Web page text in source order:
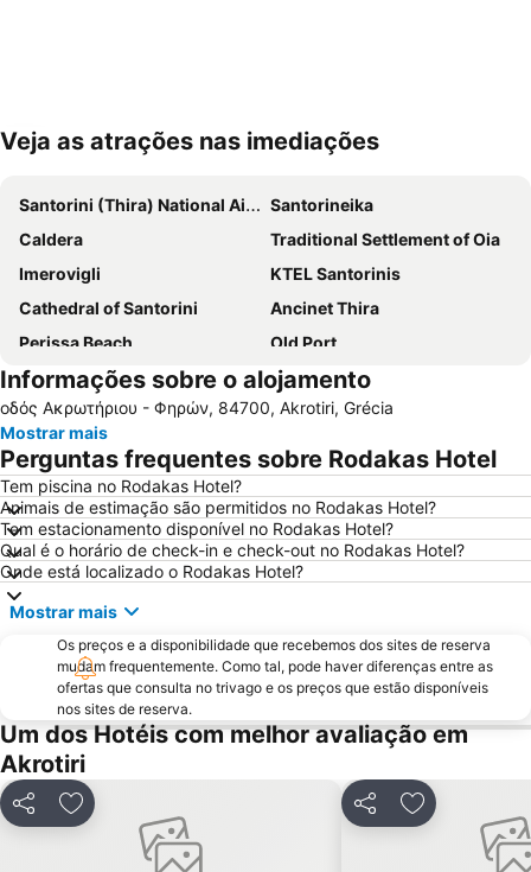
Ampliar mapa
Veja as atrações nas imediações
Santorini (Thira) National Airport
Santorineika
Caldera
Traditional Settlement of Oia
Imerovigli
KTEL Santorinis
Cathedral of Santorini
Ancinet Thira
Perissa Beach
Old Port
Kamari
Kokkini Paralia - Red Beach
Armeni
Mylopotas Beach
Athinios Fery Port
Traditional Settlement of Thira
Monolithos Beach
Spiaggia di Perivolos
Informações sobre o alojamento
οδός Ακρωτήριου - Φηρών, 84700, Akrotiri, Grécia
Mostrar mais
Perguntas frequentes sobre Rodakas Hotel
Tem piscina no Rodakas Hotel?
Animais de estimação são permitidos no Rodakas Hotel?
Tem estacionamento disponível no Rodakas Hotel?
Qual é o horário de check-in e check-out no Rodakas Hotel?
Onde está localizado o Rodakas Hotel?
Mostrar mais
Os preços e a disponibilidade que recebemos dos sites de reserva
mudam frequentemente. Como tal, pode haver diferenças entre as
ofertas que consulta no trivago e os preços que estão disponíveis
nos sites de reserva.
Um dos Hotéis com melhor avaliação em
Akrotiri
PartilharAdicionar aos favoritos PartilharAdicionar